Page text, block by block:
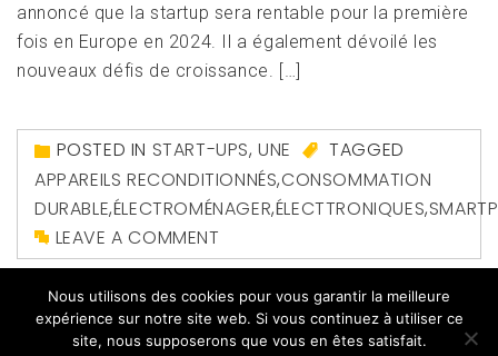
annoncé que la startup sera rentable pour la première
fois en Europe en 2024. Il a également dévoilé les
nouveaux défis de croissance. […]
POSTED IN START-UPS,UNE
TAGGED
APPAREILS RECONDITIONNÉS,CONSOMMATION
DURABLE,ÉLECTROMÉNAGER,ÉLECTTRONIQUES,
LEAVE A COMMENT
Nous utilisons des cookies pour vous garantir la meilleure
expérience sur notre site web. Si vous continuez à utiliser ce
site, nous supposerons que vous en êtes satisfait.